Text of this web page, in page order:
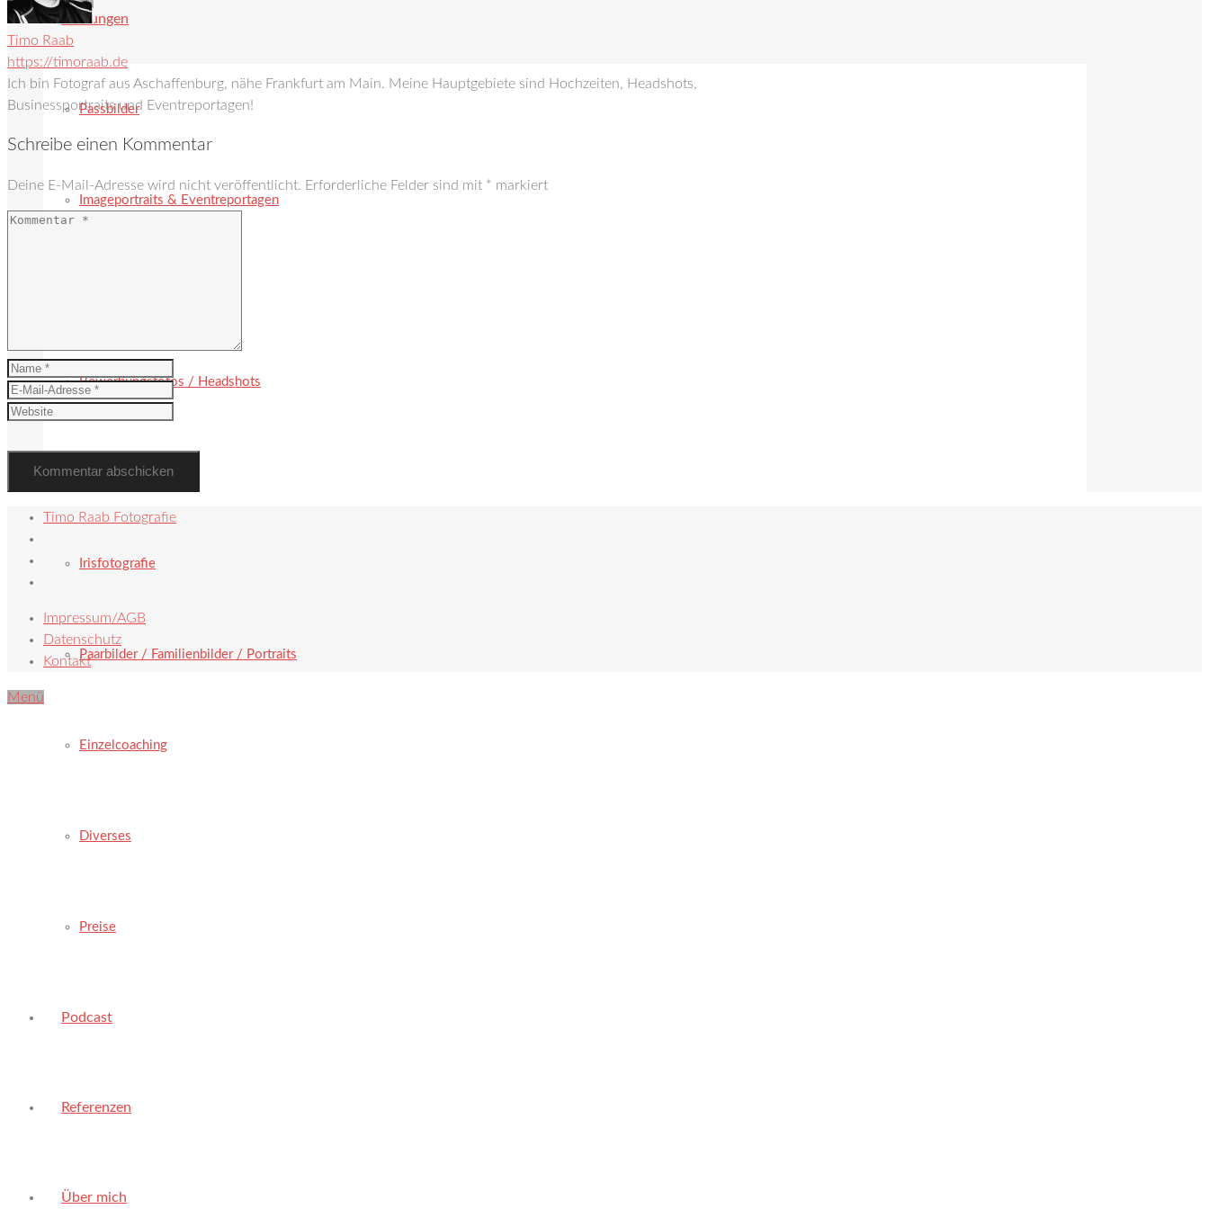
Leistungen
Passbilder
Imageportraits & Eventreportagen
Bewerbungsfotos / Headshots
Hochzeit
Irisfotografie
Paarbilder / Familienbilder / Portraits
Einzelcoaching
Diverses
Preise
Podcast
Referenzen
Über mich
Timo Raab
https://timoraab.de
Ich bin Fotograf aus Aschaffenburg, nähe Frankfurt am Main. Meine Hauptgebiete sind Hochzeiten, Headshots,
Businessportraits und Eventreportagen!
Schreibe einen Kommentar
Deine E-Mail-Adresse wird nicht veröffentlicht. Erforderliche Felder sind mit * markiert
Timo Raab Fotografie
Impressum/AGB
Datenschutz
Kontakt
Menü